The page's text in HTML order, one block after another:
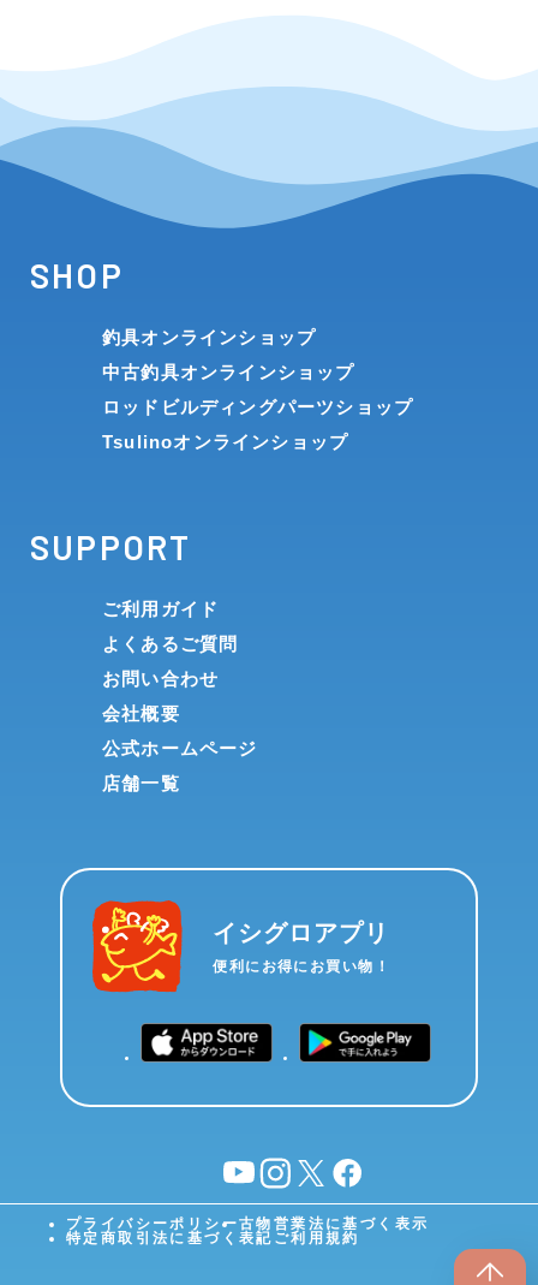
SHOP
釣具オンラインショップ
中古釣具オンラインショップ
ロッドビルディングパーツショップ
Tsulinoオンラインショップ
SUPPORT
ご利用ガイド
よくあるご質問
お問い合わせ
会社概要
公式ホームページ
店舗一覧
イシグロアプリ
便利にお得にお買い物！
YouTubeinstagram
X facebook
プライバシーポリシー古物営業法に基づく表示
特定商取引法に基づく表記 ご利用規約